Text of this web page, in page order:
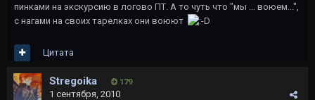
пинками на экскурсию в логово ПТ. А то чуть что "мы ... воюем...",
с нагами на своих тарелках они воюют
Цитата
Stregoika 179
1 сентября, 2010